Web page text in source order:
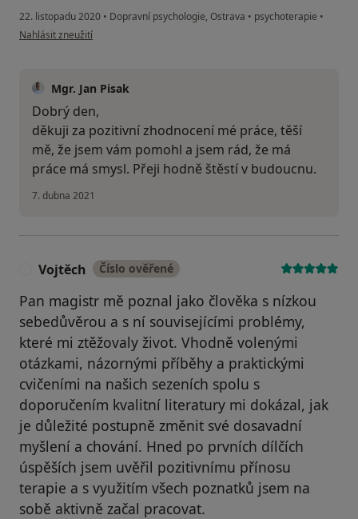
22. listopadu 2020 • Dopravní psychologie, Ostrava • psychoterapie •
podle názoru uživatele N.S.
Nahlásit zneužití
Mgr. Jan Pisak
Dobrý den,
děkuji za pozitivní zhodnocení mé práce, těší
mě, že jsem vám pomohl a jsem rád, že má
práce má smysl. Přeji hodně štěstí v budoucnu.
7. dubna 2021
Vojtěch Číslo ověřené
Pan magistr mě poznal jako člověka s nízkou
sebedůvěrou a s ní souvisejícími problémy,
které mi ztěžovaly život. Vhodně volenými
otázkami, názornými příběhy a praktickými
cvičeními na našich sezeních spolu s
doporučením kvalitní literatury mi dokázal, jak
je důležité postupně změnit své dosavadní
myšlení a chování. Hned po prvních dílčích
úspěších jsem uvěřil pozitivnímu přínosu
terapie a s využitím všech poznatků jsem na
sobě aktivně začal pracovat.